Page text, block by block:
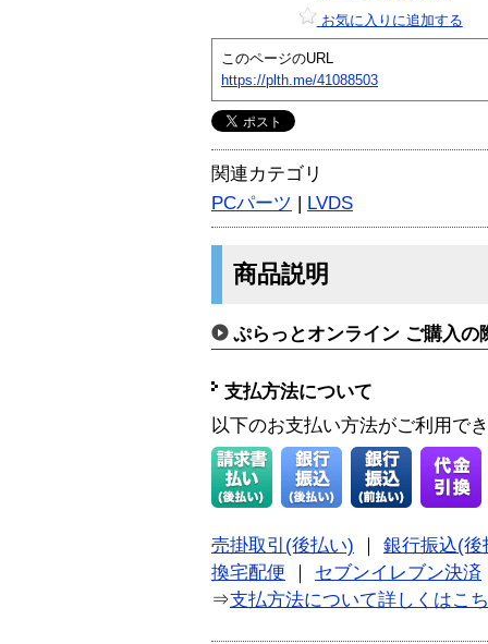
お気に入りに追加する
このページのURL
https://plth.me/41088503
関連カテゴリ
PCパーツ | LVDS
商品説明
ぷらっとオンライン ご購入の
支払方法について
以下のお支払い方法がご利用で
売掛取引(後払い)
銀行振込(後
換宅配便
セブンイレブン決済
⇒支払方法について詳しくはこ